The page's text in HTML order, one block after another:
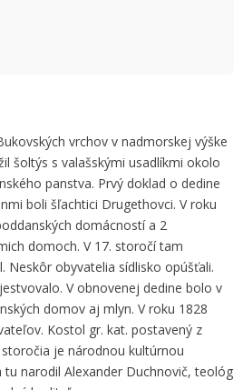
vrchov v nadmorskej výške
šoltýs s valašskými usadlíkmi okolo
panstva. Prvý doklad o dedine
boli šľachtici Drugethovci. V roku
domácností a 2
domoch. V 17. storočí tam
Neskôr obyvatelia sídlisko opúšťali.
V obnovenej dedine bolo v
domov aj mlyn. V roku 1828
Kostol gr. kat. postavený z
je národnou kultúrnou
tu narodil Alexander Duchnovič, teológ